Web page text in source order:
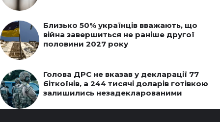
Близько 50% українців вважають, що
війна завершиться не раніше другої
половини 2027 року
Голова ДРС не вказав у декларації 77
біткоїнів, а 244 тисячі доларів готівкою
залишились незадекларованими